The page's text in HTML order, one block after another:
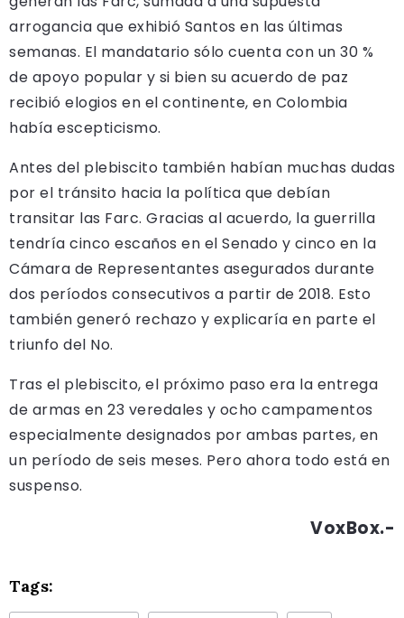
arrogancia que exhibió Santos en las últimas
semanas. El mandatario sólo cuenta con un 30 %
de apoyo popular y si bien su acuerdo de paz
recibió elogios en el continente, en Colombia
había escepticismo.
Antes del plebiscito también habían muchas dudas
por el tránsito hacia la política que debían
transitar las Farc. Gracias al acuerdo, la guerrilla
tendría cinco escaños en el Senado y cinco en la
Cámara de Representantes asegurados durante
dos períodos consecutivos a partir de 2018. Esto
también generó rechazo y explicaría en parte el
triunfo del No.
Tras el plebiscito, el próximo paso era la entrega
de armas en 23 veredales y ocho campamentos
especialmente designados por ambas partes, en
un período de seis meses. Pero ahora todo está en
suspenso.
VoxBox.-
Tags: